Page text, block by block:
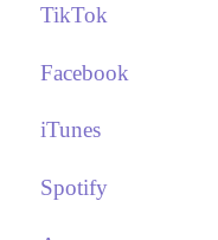
TikTok
Facebook
iTunes
Spotify